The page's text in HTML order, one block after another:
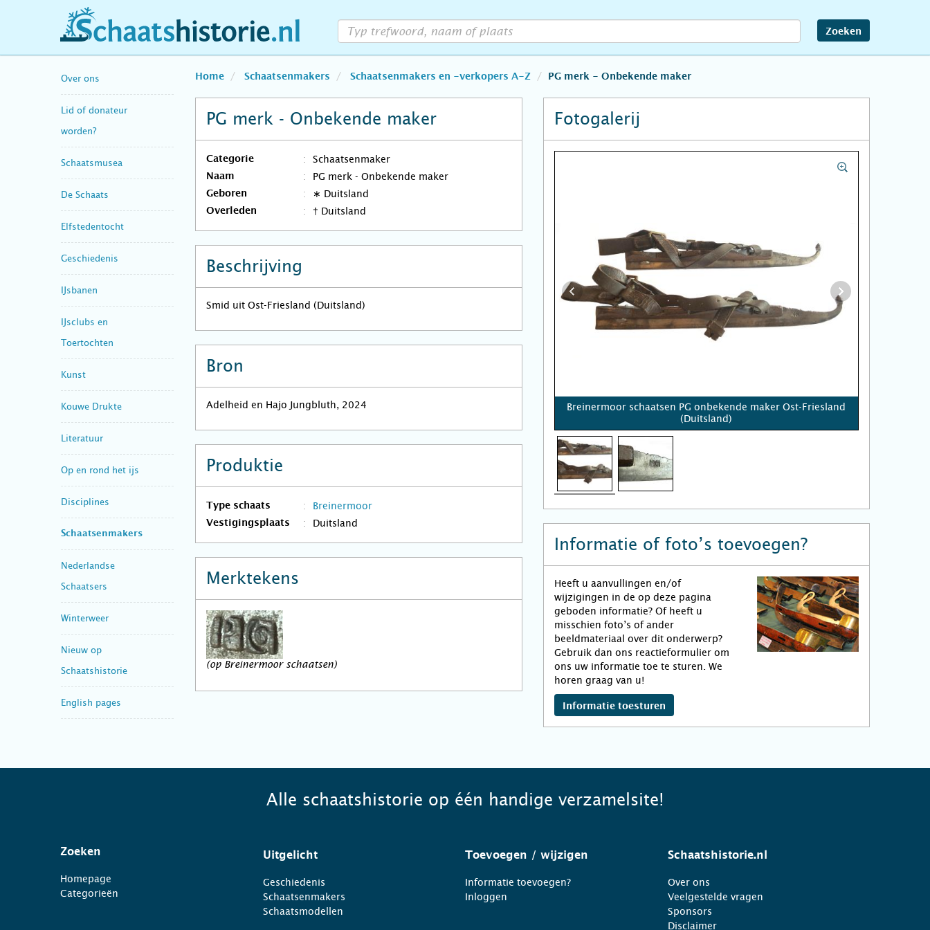
schaatshistorie.nl Zoeken
Over ons
Lid of donateur
worden?
Schaatsmusea
De Schaats
Elfstedentocht
Geschiedenis
IJsbanen
IJsclubs en
Toertochten
Kunst
Kouwe Drukte
Literatuur
Op en rond het ijs
Disciplines
Schaatsenmakers
Nederlandse
Schaatsers
Winterweer
Nieuw op
Schaatshistorie
English pages
Home Schaatsenmakers Schaatsenmakers en -verkopers A-Z PG merk - Onbekende maker
PG merk - Onbekende maker
Categorie Schaatsenmaker
Naam PG merk - Onbekende maker
Geboren ∗ Duitsland
Overleden † Duitsland
Beschrijving
Smid uit Ost-Friesland (Duitsland)
Bron
Adelheid en Hajo Jungbluth, 2024
Produktie
Type schaats Breinermoor
Vestigingsplaats Duitsland
Merktekens
(op Breinermoor schaatsen)
Fotogalerij
Breinermoor schaatsen PG onbekende maker Ost-Friesland
(Duitsland)
Informatie of foto’s toevoegen?
Heeft u aanvullingen en/of
wijzigingen in de op deze pagina
geboden informatie? Of heeft u
misschien foto’s of ander
beeldmateriaal over dit onderwerp?
Gebruik dan ons reactieformulier om
ons uw informatie toe te sturen. We
horen graag van u!
Informatie toesturen
Alle schaatshistorie op één handige verzamelsite!
Zoeken
Homepage
Categorieën
Uitgelicht
Geschiedenis
Schaatsenmakers
Schaatsmodellen
Toevoegen / wijzigen
Informatie toevoegen?
Inloggen
Schaatshistorie.nl
Over ons
Veelgestelde vragen
Sponsors
Disclaimer